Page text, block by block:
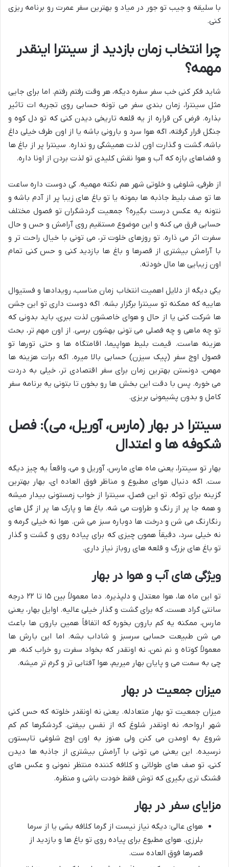
با سلیقه و جیب تو جور در میاد و بهترین سفر عمرت رو برنامه ریزی
کنی.
چرا انتخاب زمان بازدید از سینترا اینقدر
مهمه؟
شاید فکر کنی خب سفر سفره دیگه، هر وقت رفتم رفتم. اما برای جایی
مثل سینترا، زمان بندی سفر می تونه حسابی روی تجربه ات تاثیر
بذاره. فرض کن قراره از یه قلعه تاریخی دیدن کنی که تو دل کوه و
جنگل قرار گرفته، اگه هوا سرد و بارونی باشه یا از اون طرف خیلی داغ
باشه، گشت و گذارت اون لذت همیشگی رو نداره. سینترا پر از باغ ها
و فضاهای بازه که آب و هوا نقش کلیدی تو لذت بردن از اونا داره.
از طرفی، شلوغی و خلوتی شهر هم نکته مهمیه. کی دوست داره ساعت
ها تو صف بلیط جاذبه ها بمونه یا تو باغ های زیبا پر از آدم باشه و
نتونه یه عکس درست بگیره؟ جمعیت گردشگران تو فصول مختلف
حسابی فرق می کنه و این موضوع مستقیم روی آرامش و حس و حال
سفرت اثر می ذاره. تو روزهای خلوت تر، می تونی با خیال راحت تر و
با آرامش بیشتری از قصرها و باغ ها بازدید کنی و حس کنی تمام
اون زیبایی ها مال خودته.
یکی دیگه از دلایل اهمیت انتخاب زمان مناسب، رویدادها و فستیوال
هاییه که ممکنه تو سینترا برگزار بشه. اگه دوست داری تو این جشن
ها شرکت کنی یا از حال و هوای خاصشون لذت ببری، باید بدونی که
تو چه ماهی و چه فصلی می تونی بهشون برسی. از اون مهم تر، بحث
هزینه هاست. قیمت بلیط هواپیما، اقامتگاه ها و حتی تورها تو
فصول اوج سفر (پیک سیزن) حسابی بالا میره. اگه برات هزینه ها
مهمن، دونستن بهترین زمان برای سفر اقتصادی تر، خیلی به دردت
می خوره. پس با دقت این بخش ها رو بخون تا بتونی یه برنامه سفر
کامل و بدون پشیمونی بریزی.
سینترا در بهار (مارس، آوریل، می): فصل
شکوفه ها و اعتدال
بهار تو سینترا، یعنی ماه های مارس، آوریل و می، واقعاً یه چیز دیگه
ست. اگه دنبال هوای مطبوع و مناظر فوق العاده ای، بهار بهترین
گزینه برای توئه. تو این فصل، سینترا از خواب زمستونی بیدار میشه
و همه جا پر از رنگ و طراوت می شه. باغ ها و پارک ها پر از گل های
رنگارنگ می شن و درخت ها دوباره سبز می شن. هوا نه خیلی گرمه و
نه خیلی سرد، دقیقاً همون چیزی که برای پیاده روی و گشت و گذار
تو باغ های بزرگ و قلعه های روباز نیاز داری.
ویژگی های آب و هوا در بهار
تو این ماه ها، هوا معتدل و دلپذیره. دما معمولاً بین ۱۵ تا ۲۲ درجه
سانتی گراد هست، که برای گشت و گذار خیلی عالیه. اوایل بهار، یعنی
مارس، ممکنه یه کم بارون بخوره که اتفاقاً همین بارون ها باعث
می شن طبیعت حسابی سرسبز و شاداب بشه. اما این بارش ها
معمولاً کوتاه و نم نمن، نه اونقدر که بخواد سفرت رو خراب کنه. هر
چی به سمت می و پایان بهار میریم، هوا آفتابی تر و گرم تر میشه.
میزان جمعیت در بهار
میزان جمعیت تو بهار متعادله. یعنی نه اونقدر خلوته که حس کنی
شهر ارواحه، نه اونقدر شلوغ که از نفس بیفتی. گردشگرها کم کم
شروع به اومدن می کنن ولی هنوز به اون اوج شلوغی تابستون
نرسیده. این یعنی می تونی با آرامش بیشتری از جاذبه ها دیدن
کنی، تو صف های طولانی و کلافه کننده منتظر نمونی و عکس های
قشنگ تری بگیری که توش فقط خودت باشی و منظره.
مزایای سفر در بهار
هوای عالی: دیگه نیاز نیست از گرما کلافه بشی یا از سرما
بلرزی. هوای مطبوع برای پیاده روی تو باغ ها و بازدید از
قصرها فوق العاده ست.